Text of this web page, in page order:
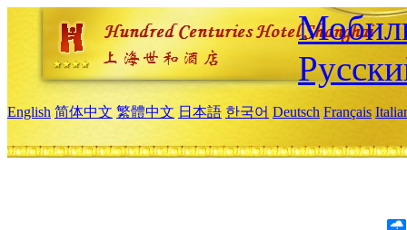
English 简体中文 繁體中文 日本語 한국어 Deutsch Français